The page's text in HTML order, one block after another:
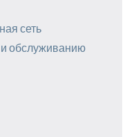
сеть
обслуживанию